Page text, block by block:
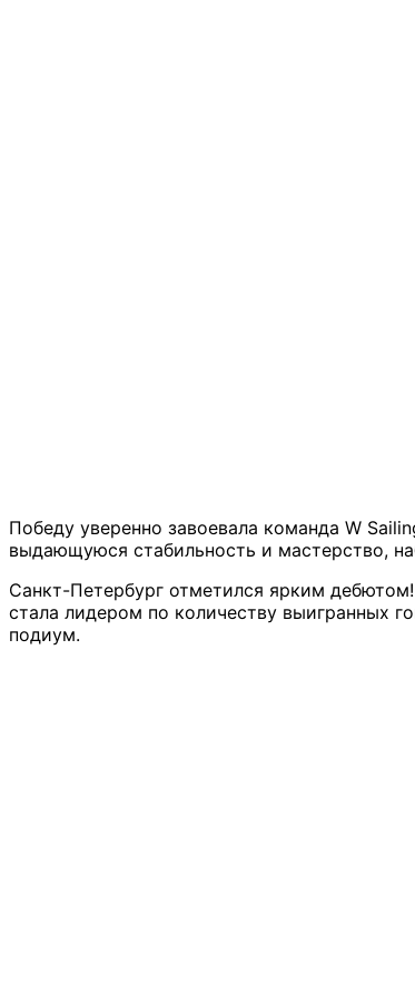
Победу уверенно завоевала команда W
выдающуюся стабильность и мастерство,
Санкт-Петербург отметился ярким
стала лидером по количеству выигранных
подиум.